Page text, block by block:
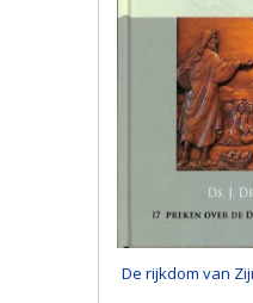
De rijkdom van